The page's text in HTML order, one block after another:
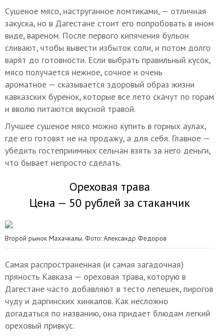
Сушеное мясо, наструганное ломтиками, — отличная
закуска, но в Дагестане стоит его попробовать в ином
виде, вареном. После первого кипячения бульон
сливают, чтобы вывести избыток соли, и потом долго
варят до готовности. Если выбрать правильный кусок,
мясо получается нежное, сочное и очень
ароматное — сказывается здоровый образ жизни
кавказских буренок, которые все лето скачут по горам
и вволю питаются вкусной травой.
Лучшее сушеное мясо можно купить в горных аулах,
где его готовят не на продажу, а для себя. Главное —
убедить гостеприимных сельчан взять за него деньги,
что бывает непросто сделать.
Ореховая трава
Цена — 50 рублей за стаканчик
Второй рынок Махачкалы. Фото: Александр Федоров
Самая распространенная (и самая загадочная)
пряность Кавказа — ореховая трава, которую в
Дагестане часто добавляют в тесто лепешек, пирогов
чуду и даргинских хинкалов. Как несложно
догадаться по названию, она придает блюдам легкий
ореховый привкус.